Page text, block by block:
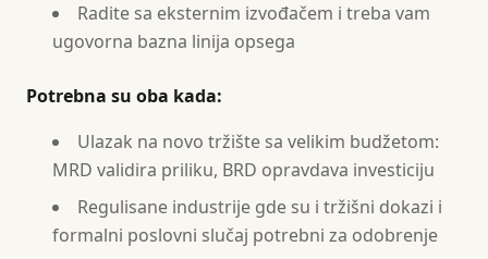
Radite sa eksternim izvođačem i treba vam
ugovorna bazna linija opsega
Potrebna su oba kada:
Ulazak na novo tržište sa velikim budžetom:
MRD validira priliku, BRD opravdava investiciju
Regulisane industrije gde su i tržišni dokazi i
formalni poslovni slučaj potrebni za odobrenje